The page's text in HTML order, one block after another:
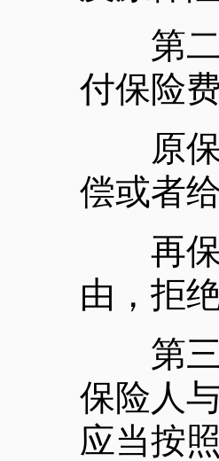
第二
付保险
原保
偿或者
再保
由，拒
第三
保险人
应当按